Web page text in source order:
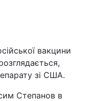
вакцини
зі США.
Степанов в